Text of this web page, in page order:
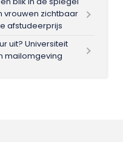
vrouwen zichtbaar
afstudeerprijs
uit? Universiteit
mailomgeving